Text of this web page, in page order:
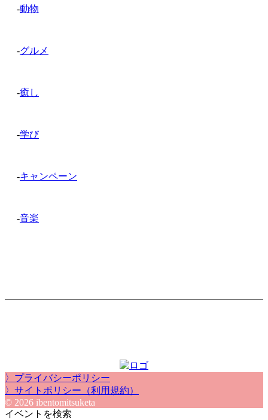
-動物
-グルメ
-癒し
-学び
-キャンペーン
-音楽
〉プライバシーポリシー
〉サイトポリシー（利用規約）
© 2026 ibentomitsuketa
イベントを検索